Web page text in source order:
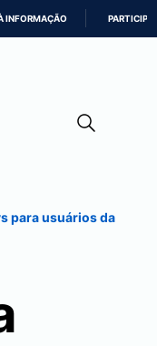
INFORMAÇÃO PARTICIPE
para usuários da